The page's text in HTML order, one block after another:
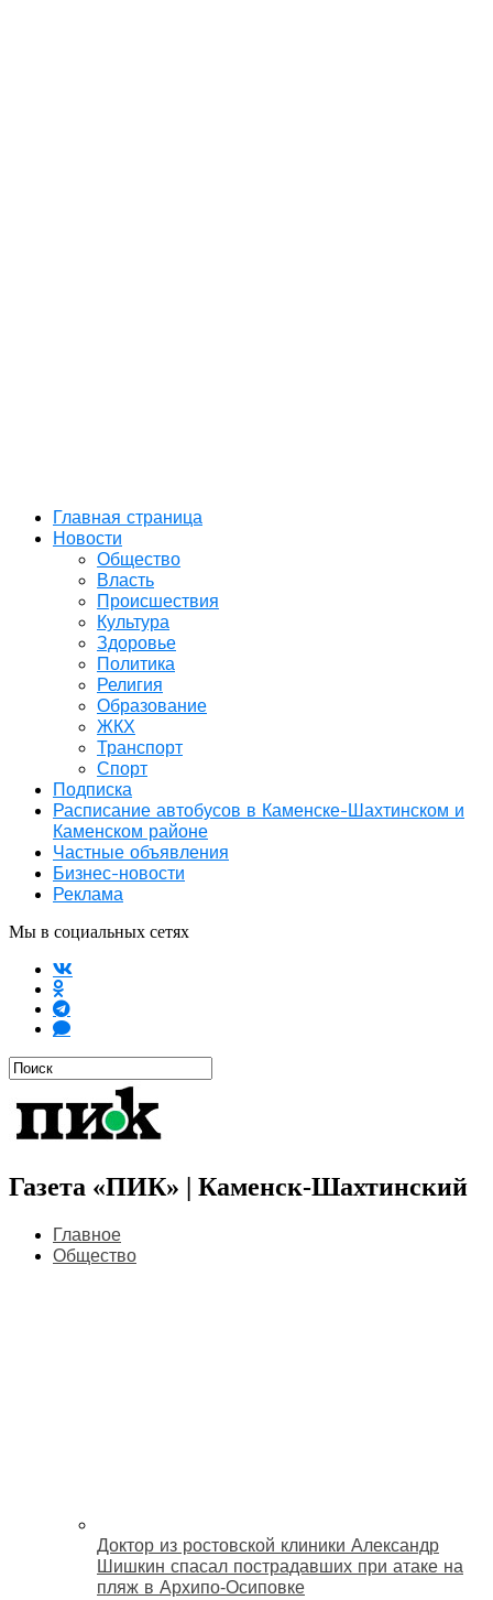
Главная страница
Новости
Общество
Власть
Происшествия
Культура
Здоровье
Политика
Религия
Образование
ЖКХ
Транспорт
Спорт
Подписка
Расписание автобусов в Каменске-Шахтинском и
Каменском районе
Частные объявления
Бизнес-новости
Реклама
Мы в социальных сетях
Газета «ПИК» | Каменск-Шахтинский
Главное
Общество
Доктор из ростовской клиники Александр
Шишкин спасал пострадавших при атаке на
пляж в Архипо‑Осиповке